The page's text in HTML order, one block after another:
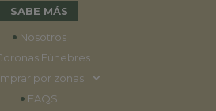
SABE MÁS
• Nosotros
Fúnebres
por zonas
• FAQS